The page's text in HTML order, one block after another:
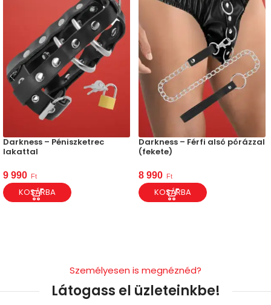
Darkness – Péniszketrec
lakattal
9 990 Ft
KOSÁRBA
Darkness – Férfi alsó pórázzal
(fekete)
8 990 Ft
KOSÁRBA
Személyesen is megnéznéd?
Látogass el üzleteinkbe!